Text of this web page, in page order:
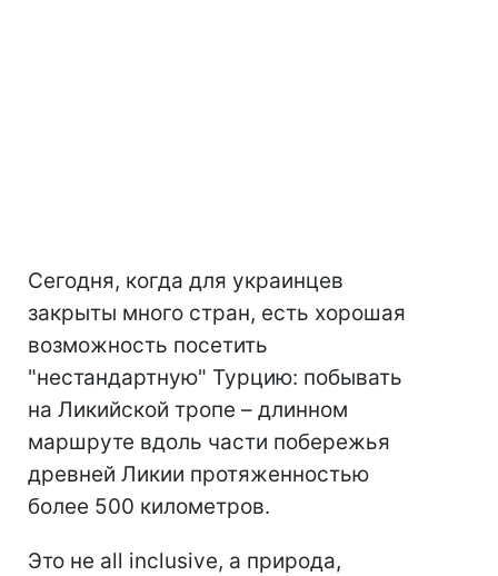
Сегодня, когда для украинцев
закрыты много стран, есть хорошая
возможность посетить
"нестандартную" Турцию: побывать
на Ликийской тропе – длинном
маршруте вдоль части побережья
древней Ликии протяженностью
более 500 километров.
Это не all inclusive, а природа,